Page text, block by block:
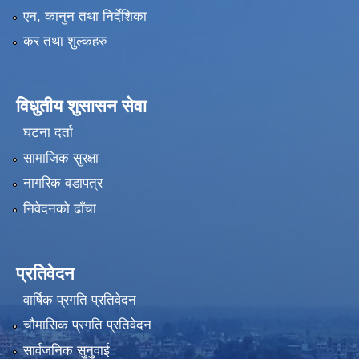
एन, कानुन तथा निर्देशिका
कर तथा शुल्कहरु
विधुतीय शुसासन सेवा
घटना दर्ता
सामाजिक सुरक्षा
नागरिक वडापत्र
निवेदनको ढाँचा
प्रतिवेदन
वार्षिक प्रगति प्रतिवेदन
चौमासिक प्रगति प्रतिवेदन
सार्वजनिक सुनुवाई